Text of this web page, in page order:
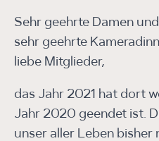
Sehr geehrte Damen
sehr geehrte
liebe Mitglieder,
das Jahr 2021 hat dort
Jahr 2020 geendet ist.
unser aller Leben